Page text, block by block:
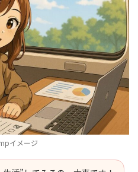
イメージ